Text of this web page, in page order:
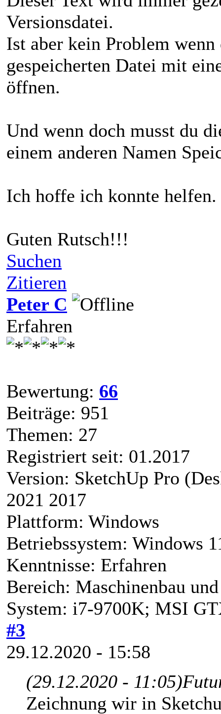
Versionsdatei.
Ist aber kein Problem
gespeicherten Datei mit
öffnen.
Und wenn doch musst du
einem anderen Namen
Ich hoffe ich konnte helfen.
Guten Rutsch!!!
Suchen
Zitieren
Peter C
Erfahren
Bewertung: 66
Beiträge: 951
Themen: 27
Registriert seit: 01.2017
Version: SketchUp Pro
2021 2017
Plattform: Windows
Betriebssystem: Windows
Kenntnisse: Erfahren
Bereich: Maschinenbau
System: i7-9700K; MSI
#3
29.12.2020 - 15:58
(29.12.2020 - 11:05)
Zeichnung wir in